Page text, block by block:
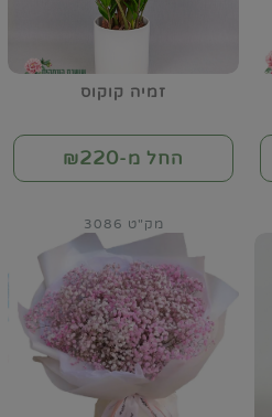
זמיה קוקוס
החל מ-₪220
מק"ט 3086